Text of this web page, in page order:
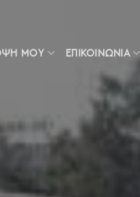
ΜΟΥ ΕΠΙΚΟΙΝΩΝΙΑ